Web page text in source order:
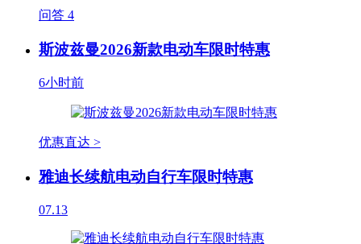
问答 4
斯波兹曼2026新款电动车限时特惠
6小时前
优惠直达 >
雅迪长续航电动自行车限时特惠
07.13